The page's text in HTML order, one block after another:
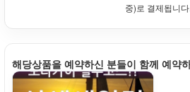
중)로 결제됩니다.
해당상품을 예약하신 분들이 함께 예약